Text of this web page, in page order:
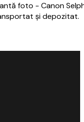
foto - Canon
și depozitat.